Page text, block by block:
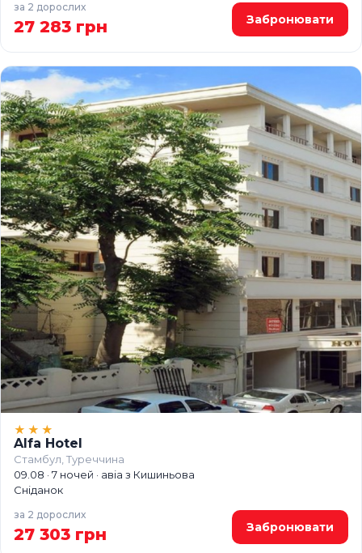
за 2 дорослих
27 283 грн Забронювати
★★★
Alfa Hotel
Стамбул, Туреччина
09.08 · 7 ночей · авіа з Кишиньова
Сніданок
за 2 дорослих
27 303 грн Забронювати